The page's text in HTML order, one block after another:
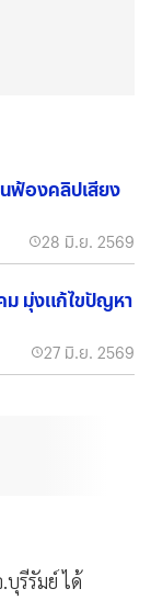
ฟ้องคลิปเสียง
28 มิ.ย. 2569
ม มุ่งแก้ไขปัญหา
27 มิ.ย. 2569
รีรัมย์ ได้